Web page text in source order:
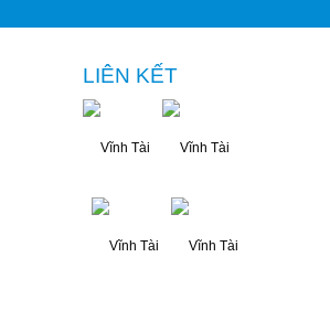
LIÊN KẾT